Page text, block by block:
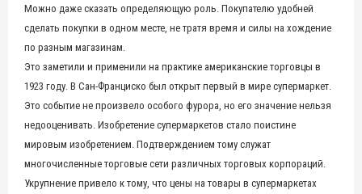
Можно даже сказать определяющую роль. Покупателю удобней
сделать покупки в одном месте, не тратя время и силы на хождение
по разным магазинам.
Это заметили и применили на практике американские торговцы в
1923 году. В Сан-Франциско был открыт первый в мире супермаркет.
Это событие не произвело особого фурора, но его значение нельзя
недооценивать. Изобретение супермаркетов стало поистине
мировым изобретением. Подтверждением тому служат
многочисленные торговые сети различных торговых корпораций.
Укрупнение привело к тому, что цены на товары в супермаркетах